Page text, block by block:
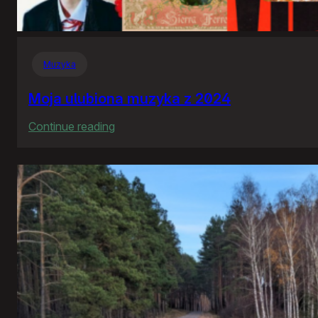
Muzyka
Moja ulubiona muzyka z 2024
Continue reading
ulubiona
muzyka
z
2024